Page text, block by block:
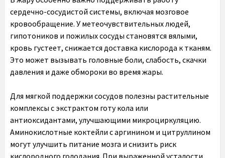
сердечно-сосудистой системы, включая мозговое
кровообращение. У метеочувствительных людей,
гипотоников и пожилых сосуды становятся вялыми,
кровь густеет, снижается доставка кислорода к тканям.
Это может вызывать головные боли, слабость, скачки
давления и даже обмороки во время жары.
Для мягкой поддержки сосудов полезны растительные
комплексы с экстрактом готу кола или
антиоксидантами, улучшающими микроциркуляцию.
Аминокислотные коктейли с аргинином и цитруллином
могут улучшить питание мозга и снизить риск
кислородного голодания. При выраженной усталости